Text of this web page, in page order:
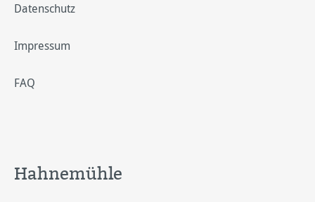
Datenschutz
Impressum
FAQ
Hahnemühle